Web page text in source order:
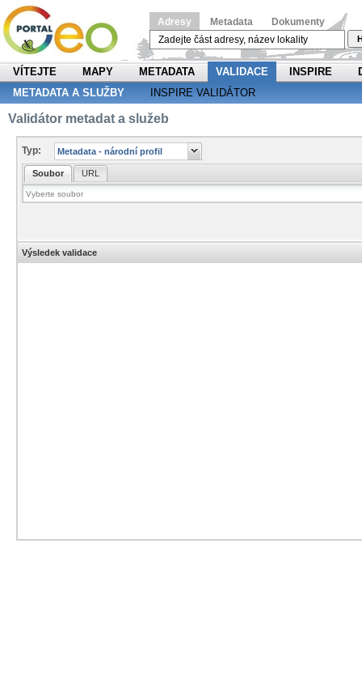
Adresy Metadata Dokumenty
VÍTEJTE MAPY METADATA VALIDACE INSPIRE
METADATA A SLUŽBY
INSPIRE VALIDÁTOR
Validátor metadat a služeb
Typ:
Soubor URL
Výsledek validace